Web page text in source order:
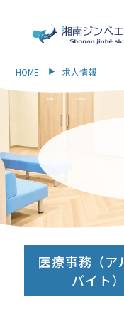
HOME 求人情報
医療事務（ア
バイト